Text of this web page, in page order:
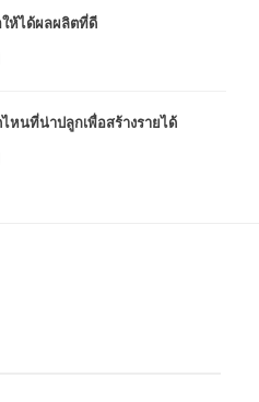
ห้ได้ผลผลิตที่ดี
นที่น่าปลูกเพื่อสร้างรายได้